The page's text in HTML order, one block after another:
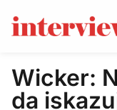
Wicker:
da